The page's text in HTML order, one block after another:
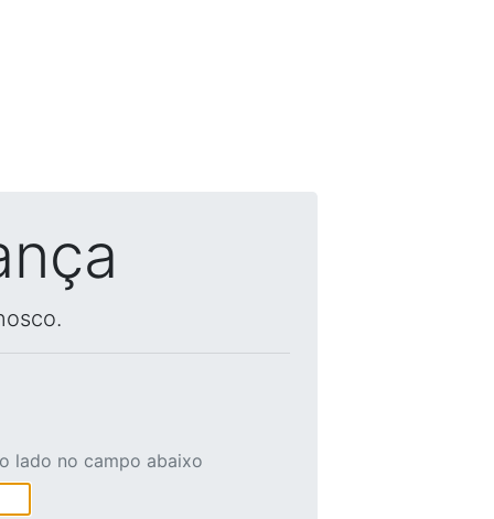
lado no campo abaixo